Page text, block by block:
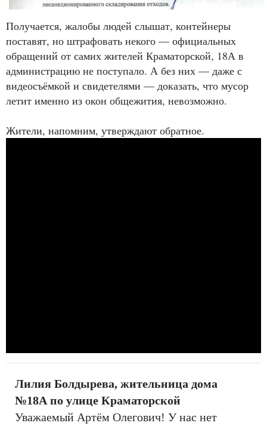
Получается, жалобы людей слышат, контейнеры
поставят, но штрафовать некого — официальных
обращений от самих жителей Краматорской, 18А в
администрацию не поступало. А без них — даже с
видеосъёмкой и свидетелями — доказать, что мусор
летит именно из окон общежития, невозможно.
Жители, напомним, утверждают обратное.
Лилия Болдырева, жительница дома
№18А по улице Краматорской
Уважаемый Артём Олегович! У нас нет